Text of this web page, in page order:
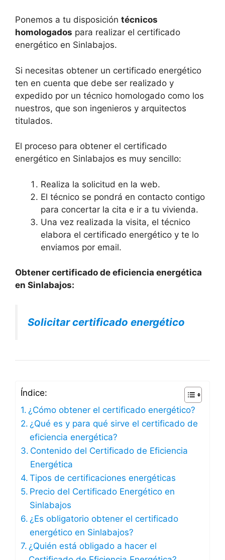
Ponemos a tu disposición técnicos
homologados para realizar el certificado
energético en Sinlabajos.
Si necesitas obtener un certificado energético
ten en cuenta que debe ser realizado y
expedido por un técnico homologado como los
nuestros, que son ingenieros y arquitectos
titulados.
El proceso para obtener el certificado
energético en Sinlabajos es muy sencillo:
Realiza la solicitud en la web.
El técnico se pondrá en contacto contigo
para concertar la cita e ir a tu vivienda.
Una vez realizada la visita, el técnico
elabora el certificado energético y te lo
enviamos por email.
Obtener certificado de eficiencia energética
en Sinlabajos:
Solicitar certificado energético
Índice:
¿Cómo obtener el certificado energético?
¿Qué es y para qué sirve el certificado de
eficiencia energética?
Contenido del Certificado de Eficiencia
Energética
Tipos de certificaciones energéticas
Precio del Certificado Energético en
Sinlabajos
¿Es obligatorio obtener el certificado
energético en Sinlabajos?
¿Quién está obligado a hacer el